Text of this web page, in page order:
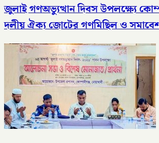
জুলাই গণঅভ্যুত্থান দিবস উপলক্ষ্যে
দলীয় ঐক্য জোটের গণমিছিল ও